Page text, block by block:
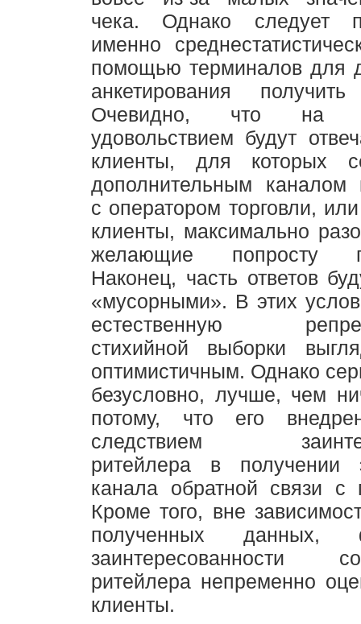
чека. Однако следует
именно
помощью терминалов для
анкетирования
Очевидно, что на
удовольствием будут
клиенты, для которых
дополнительным каналом
с оператором торговли,
клиенты, максимально
желающие попросту
Наконец, часть ответов
«мусорными». В этих
естественную
стихийной выборки
оптимистичным. Однако
безусловно, лучше, чем
потому, что его
следствием
ритейлера в получении
канала обратной связи с
Кроме того, вне
полученных данных,
заинтересованности
ритейлера непременно
клиенты.